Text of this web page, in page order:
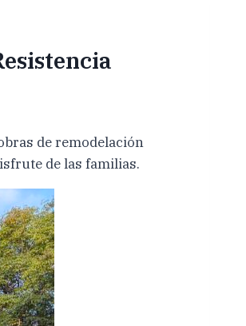
de remodelación
de las familias.